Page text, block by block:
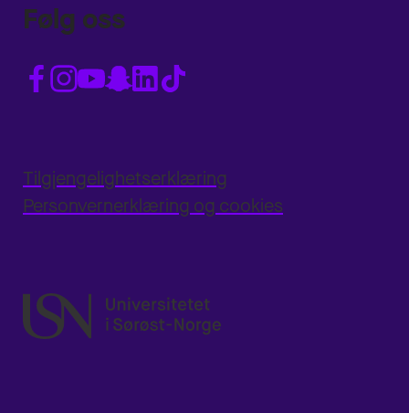
Følg oss
Tilgjengelighetserklæring
Personvernerklæring og cookies